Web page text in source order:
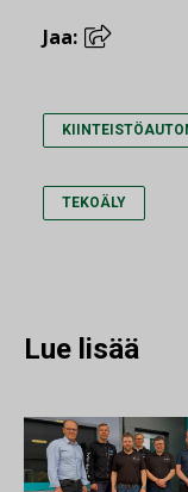
Jaa:
TEKOÄLY
Lue lisää